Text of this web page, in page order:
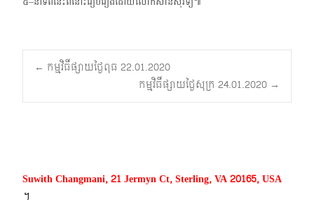
Post
navigation
← កម្មវិធីផ្សាយថ្ងៃពុធ 22.01.2020
កម្មវិធីផ្សាយថ្ងៃសុក្រ 24.01.2020 →
Suwith Changmani, 21 Jermyn Ct, Sterling, VA 20165, USA
។​